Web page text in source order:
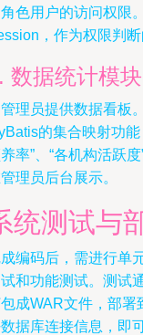
色用户的访问权限
，作为权限判断
数据统计模块
理员提供数据看板
的集合映射功能
率”、“各机构活跃
理员后台展示。
统测试与
编码后，需进行单
和功能测试。测试
成WAR文件，部署
据库连接信息，即